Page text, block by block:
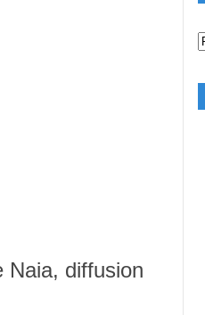
Naia, diffusion